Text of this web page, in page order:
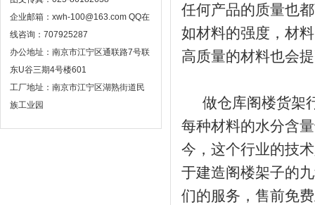
企业邮箱：xwh-100@163.com QQ在
线咨询：707925287
办公地址：南京市江宁区通联路7号联
东U谷三期4号楼601
工厂地址：南京市江宁区湖熟街道民
族工业园
任何产品的质量也
如材料的强度，材
高质量的材料也会
做仓库阁楼货架
每种材料的水分含
今，这个行业的技
于建造阁楼架子的
们的服务，售前免